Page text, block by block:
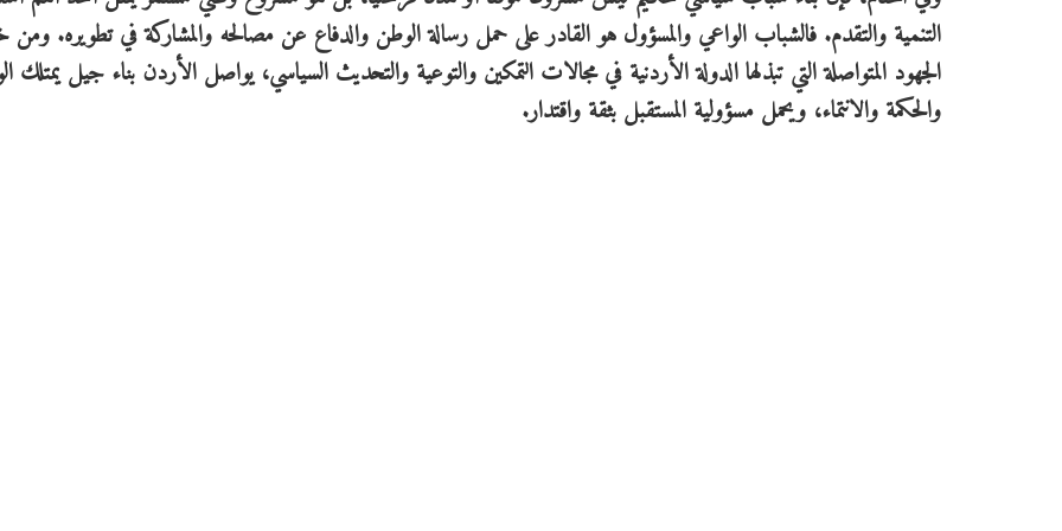
التنمية والتقدم. فالشباب الواعي والمسؤول هو القادر على حمل رسالة الوطن والدفاع عن مصالحه والمشاركة في تطويره.
الجهود المتواصلة التي تبذلها الدولة الأردنية في مجالات التمكين والتوعية والتحديث السياسي، يواصل الأردن بناء جيل يمتلك
والحكمة والانتماء، ويحمل مسؤولية المستقبل بثقة واقتدار.